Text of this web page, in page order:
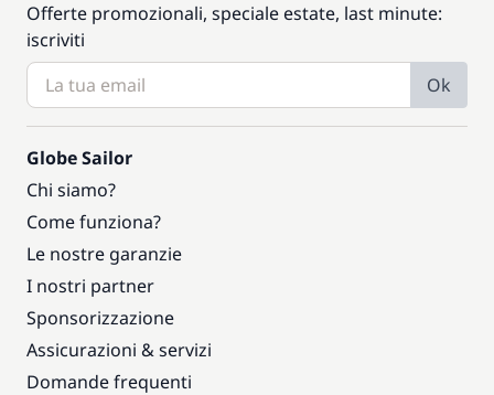
Offerte promozionali, speciale estate, last minute:
iscriviti
Ok
Globe Sailor
Chi siamo?
Come funziona?
Le nostre garanzie
I nostri partner
Sponsorizzazione
Assicurazioni & servizi
Domande frequenti